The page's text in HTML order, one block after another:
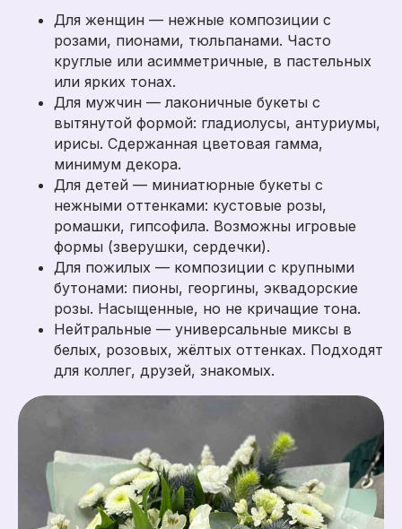
Для женщин — нежные композиции с
розами, пионами, тюльпанами. Часто
круглые или асимметричные, в пастельных
или ярких тонах.
Для мужчин — лаконичные букеты с
вытянутой формой: гладиолусы, антуриумы,
ирисы. Сдержанная цветовая гамма,
минимум декора.
Для детей — миниатюрные букеты с
нежными оттенками: кустовые розы,
ромашки, гипсофила. Возможны игровые
формы (зверушки, сердечки).
Для пожилых — композиции с крупными
бутонами: пионы, георгины, эквадорские
розы. Насыщенные, но не кричащие тона.
Нейтральные — универсальные миксы в
белых, розовых, жёлтых оттенках. Подходят
для коллег, друзей, знакомых.